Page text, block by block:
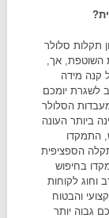
תקלות סלולר
השוטפת, אך,
קנה מידה
לשגרת יומכם
הסלולר
ביותר העונה
התמקדו
הספציפית
בחיפוש
וחוג לקוחות
והבטוח
גבוה יותר